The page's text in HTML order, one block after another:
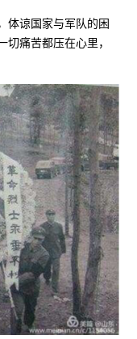
体谅国家与军队的困
痛苦都压在心里，